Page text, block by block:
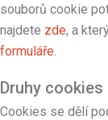
souborů cookie
najdete zde, a
formuláře
Druhy cookies
Cookies se dělí